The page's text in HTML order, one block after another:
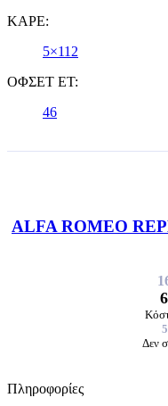
ΚΑΡΕ:
5×112
ΟΦΣΕΤ ET:
46
ALFA ROMEO
Δεν
Πληροφορίες